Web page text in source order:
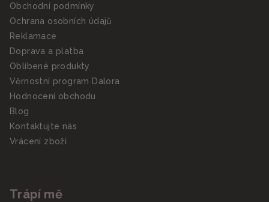
Obchodní podmínky
Ochrana osobních údajů
Reklamace
Doprava a platba
Oblíbené produkty
Věrnostní program Dalora
Hodnocení obchodu
Blog
Kontaktujte nás
Vrácení zboží
Trápí mě